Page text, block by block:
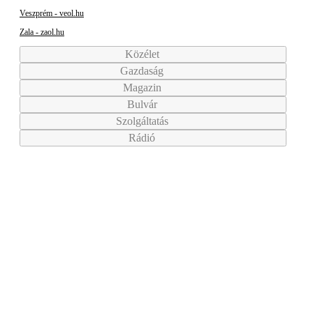
Veszprém - veol.hu
Zala - zaol.hu
Közélet
Gazdaság
Magazin
Bulvár
Szolgáltatás
Rádió